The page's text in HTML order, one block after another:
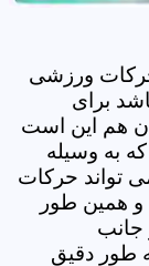
ورزشی
برای
هم این است
به وسیله
تواند حرکات
و همین طور
جانب
طور دقیق